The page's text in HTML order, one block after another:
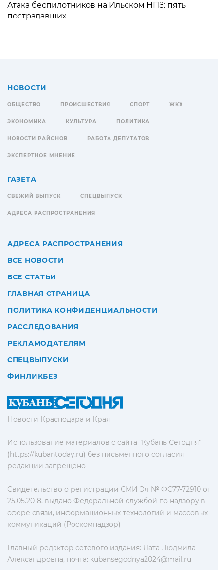
Атака беспилотников на Ильском НПЗ: пять
пострадавших
Новости Краснодара и Края
Использование материалов с сайта "Кубань Сегодня"
(https://kubantoday.ru) без письменного согласия
редакции запрещено
Свидетельство о регистрации СМИ Эл № ФС77-72910 от
25.05.2018, выдано Федеральной службой по надзору в
сфере связи, информационных технологий и массовых
коммуникаций (Роскомнадзор)
Главный редактор сетевого издания: Лата Людмила
Александровна, почта: kubansegodnya2024@mail.ru
НОВОСТИ
ОБЩЕСТВО ПРОИСШЕСТВИЯ СПОРТ ЖКХ
ЭКОНОМИКА КУЛЬТУРА ПОЛИТИКА
НОВОСТИ РАЙОНОВ РАБОТА ДЕПУТАТОВ
ЭКСПЕРТНОЕ МНЕНИЕ
ГАЗЕТА
СВЕЖИЙ ВЫПУСК СПЕЦВЫПУСК
АДРЕСА РАСПРОСТРАНЕНИЯ
АДРЕСА РАСПРОСТРАНЕНИЯ
ВСЕ НОВОСТИ
ВСЕ СТАТЬИ
ГЛАВНАЯ СТРАНИЦА
ПОЛИТИКА КОНФИДЕНЦИАЛЬНОСТИ
РАССЛЕДОВАНИЯ
РЕКЛАМОДАТЕЛЯМ
СПЕЦВЫПУСКИ
ФИНЛИКБЕЗ